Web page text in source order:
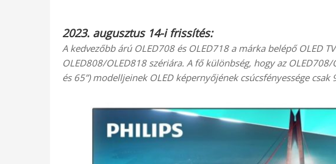
2023. augusztus 14-i frissítés:
A kedvezőbb árú OLED708 és OLED718 a márka belépő OLED
OLED808/OLED818 szériára. A fő különbség, hogy az
és 65”) modelljeinek OLED képernyőjének csúcsfényessége